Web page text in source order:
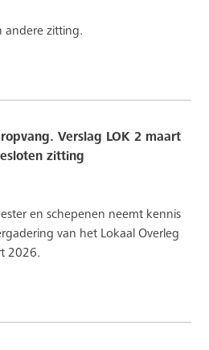
andere zitting.
Verslag LOK 2 maart
zitting
en schepenen neemt kennis
van het Lokaal Overleg
2026.